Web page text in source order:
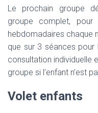
Le prochain groupe
groupe complet,
hebdomadaires chaque
que sur 3 séances pour
consultation individuelle
groupe si l’enfant n’est
Volet enfants